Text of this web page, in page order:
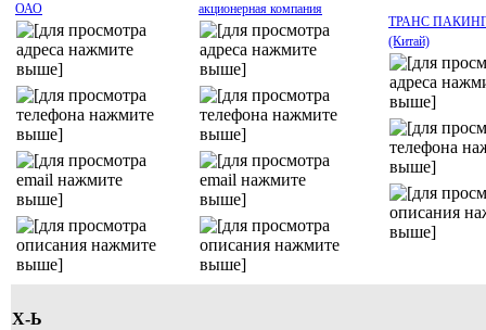
ОАО
акционерная компания
ТРАНС
(Китай)
Х-Ь